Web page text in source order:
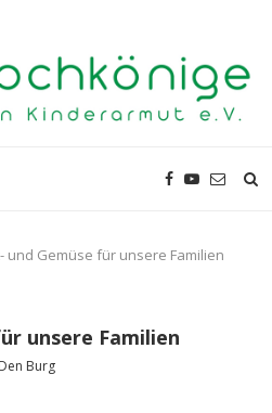
und Gemüse für unsere Familien
unsere Familien
Burg